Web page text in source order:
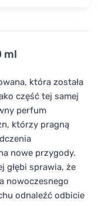
ml
która została
część tej samej
perfum
którzy pragną
nowe przygody.
głębi sprawia, że
nowoczesnego
odnaleźć odbicie